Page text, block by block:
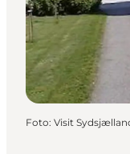
Foto: Visit